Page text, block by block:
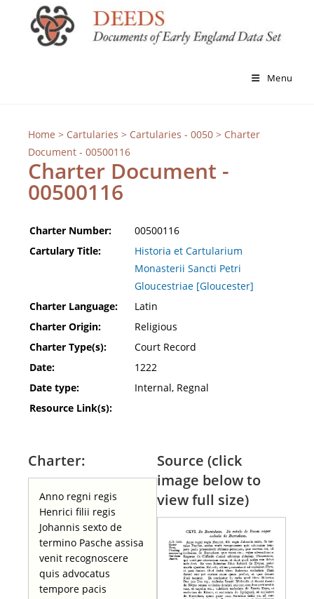
Menu
Home > Cartularies > Cartularies - 0050> Charter
Document - 00500116
Charter Document -
00500116
Charter Number:
00500116
Cartulary Title:
Historia et Cartularium
Monasterii Sancti Petri
Gloucestriae [Gloucester]
Charter Language:
Latin
Charter Origin:
Religious
Charter Type(s):
Court Record
Date:
1222
Date type:
Internal, Regnal
Resource Link(s):
Charter:
Anno regni regis
Henrici filii regis
Johannis sexto de
termino Pasche assisa
venit recognoscere
quis advocatus
tempore pacis
Source (click
image below to
view full size)